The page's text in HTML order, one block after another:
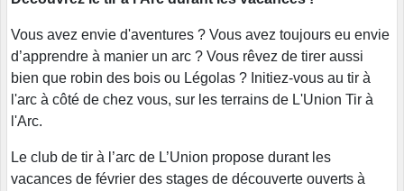
Vous avez envie d'aventures ? Vous avez toujours eu envie
d’apprendre à manier un arc ? Vous rêvez de tirer aussi
bien que robin des bois ou Légolas ? Initiez-vous au tir à
l'arc à côté de chez vous, sur les terrains de L'Union Tir à
l'Arc.
Le club de tir à l’arc de L’Union propose durant les
vacances de février des stages de découverte ouverts à